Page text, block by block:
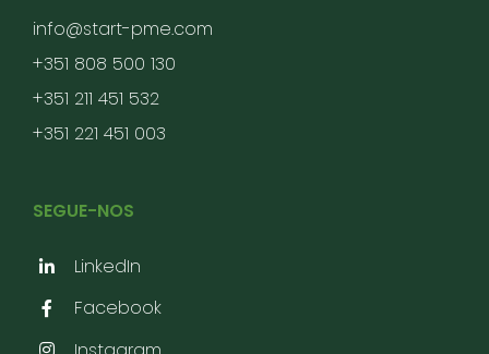
info@start-pme.com
+351 808 500 130
+351 211 451 532
+351 221 451 003
SEGUE-NOS
LinkedIn
Facebook